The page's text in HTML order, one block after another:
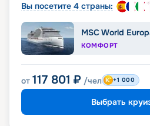
Вы посетите 4 страны:
MSC World
КОМФОРТ
от 117 801 ₽ /чел +1 000
Выбрать